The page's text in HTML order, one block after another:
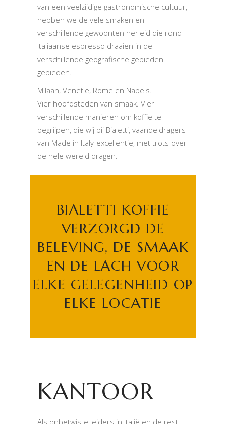
van een veelzijdige gastronomische cultuur,
hebben we de vele smaken en
verschillende gewoonten herleid die rond
Italiaanse espresso draaien in de
verschillende geografische gebieden.
gebieden.
Milaan, Venetië, Rome en Napels.
Vier hoofdsteden van smaak. Vier
verschillende manieren om koffie te
begrijpen, die wij bij Bialetti, vaandeldragers
van Made in Italy-excellentie, met trots over
de hele wereld dragen.
BIALETTI KOFFIE
VERZORGD DE
BELEVING, DE SMAAK
EN DE LACH VOOR
ELKE GELEGENHEID OP
ELKE LOCATIE
KANTOOR
Als onbetwiste leiders in Italië en de rest